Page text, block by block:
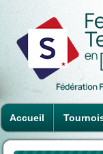
Accueil